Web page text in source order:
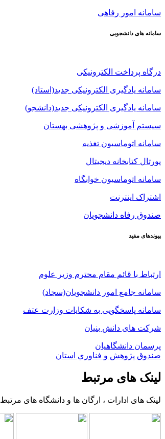
سامانه امور رفاهی
سامانه های دانشجویی
درگاه پرداخت الکترونیکی
سامانه یادگیری الکترونیکی جدید(استاد)
سامانه یادگیری الکترونیکی جدید(دانشجو)
سیستم آموزشی و پژوهشی بهستان
سامانه اتوماسیون تغذیه
پورتال کتابخانه دیجیتال
سامانه اتوماسیون خوابگاه
اشتراک اینترنت
صندوق رفاه دانشجویان
پیوندهای مفید
ارتباط با قائم مقام محترم وزیر علوم
سامانه جامع امور دانشجویان(سجاد)
سامانه پاسخگویی به شکایات وزارت عتف
شرکت های دانش بنیان
پرسمان دانشگاهیان
صندوق پژوهش و فناوري استان
لینک های مرتبط
لینک های ادارات ، ارگان ها و دانشگاه های مرتبط